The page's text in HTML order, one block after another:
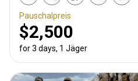
Pauschalpreis
$2,500
for 3 days, 1 Jäger